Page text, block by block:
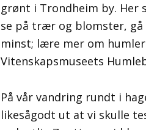
grønt i Trondheim by. Her
se på trær og blomster, gå
minst; lære mer om
Vitenskapsmuseets
På vår vandring rundt i
likesågodt ut at vi skulle